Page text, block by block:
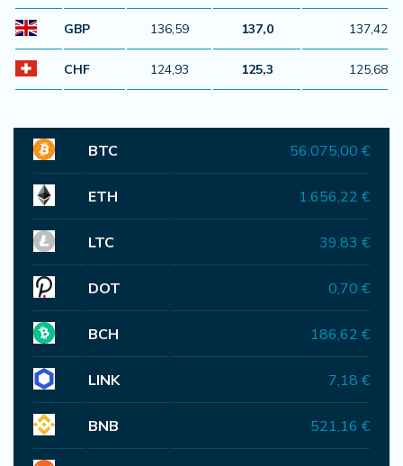
GBP 136,59 137,0 137,42
CHF 124,93 125,3 125,68
BTC 56.075,00 €
ETH 1.656,22 €
LTC 39,83 €
DOT 0,70 €
BCH 186,62 €
LINK 7,18 €
BNB 521,16 €